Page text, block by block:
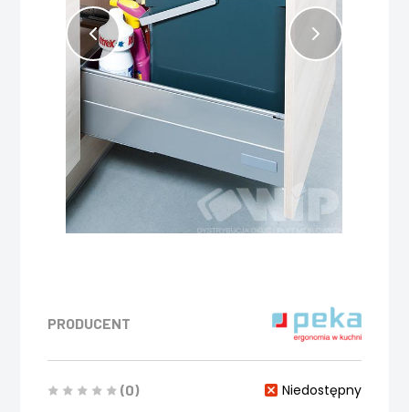
PRODUCENT
(0) Niedostępny